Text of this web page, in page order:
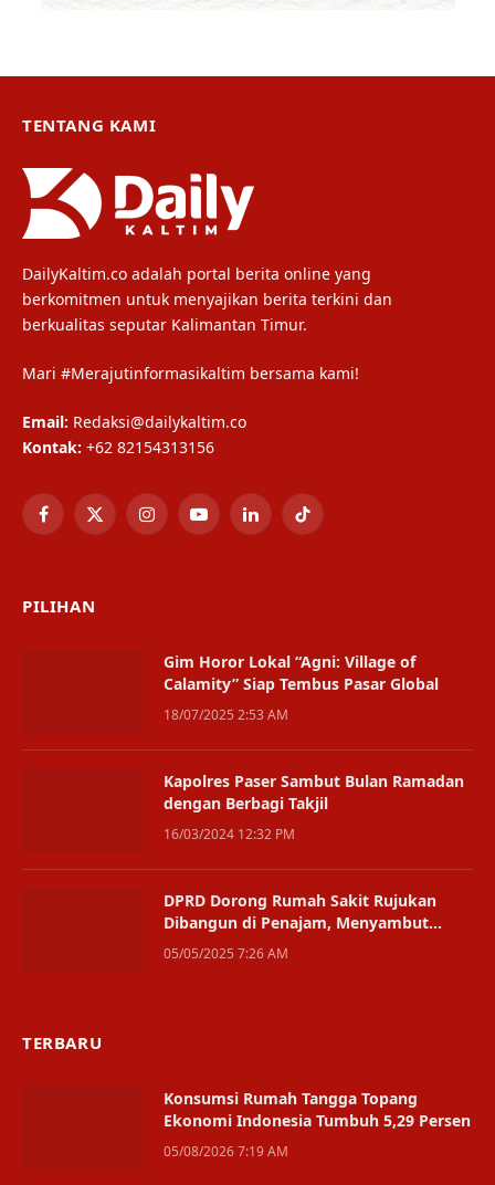
TENTANG KAMI
DailyKaltim.co adalah portal berita online yang
berkomitmen untuk menyajikan berita terkini dan
berkualitas seputar Kalimantan Timur.
Mari #Merajutinformasikaltim bersama kami!
Email: Redaksi@dailykaltim.co
Kontak: +62 82154313156
Facebook
X
InstagramYouTubeLinkedInTikTok
PILIHAN
Gim Horor Lokal “Agni: Village of
Calamity” Siap Tembus Pasar Global
18/07/2025 2:53 AM
Kapolres Paser Sambut Bulan Ramadan
dengan Berbagi Takjil
16/03/2024 12:32 PM
DPRD Dorong Rumah Sakit Rujukan
Dibangun di Penajam, Menyambut
Peran Sebagai Gerbang IKN
05/05/2025 7:26 AM
TERBARU
Konsumsi Rumah Tangga Topang
Ekonomi Indonesia Tumbuh 5,29 Persen
05/08/2026 7:19 AM